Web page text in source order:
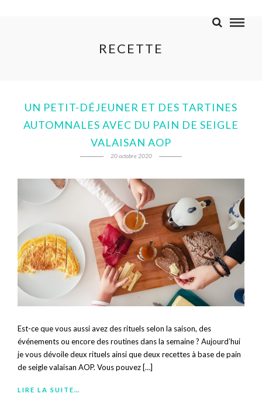
RECETTE
UN PETIT-DÉJEUNER ET DES TARTINES
AUTOMNALES AVEC DU PAIN DE SEIGLE
VALAISAN AOP
20 octobre 2020
Est-ce que vous aussi avez des rituels selon la saison, des
événements ou encore des routines dans la semaine ? Aujourd’hui
je vous dévoile deux rituels ainsi que deux recettes à base de pain
de seigle valaisan AOP. Vous pouvez […]
LIRE LA SUITE…